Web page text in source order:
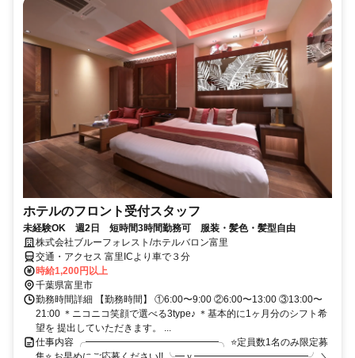
ホテルのフロント受付スタッフ
未経験OK 週2日 短時間3時間勤務可 服装・髪色・髪型自由
株式会社ブルーフォレスト/ホテルバロン富里
交通・アクセス 富里ICより車で３分
時給1,200円以上
千葉県富里市
勤務時間詳細 【勤務時間】 ①6:00〜9:00 ②6:00〜13:00 ③13:00〜
21:00 ＊ニコニコ笑顔で選べる3type♪ ＊基本的に1ヶ月分のシフト希
望を 提出していただきます。 ...
仕事内容 ╭━━━━━━━━━━━━━━╮ ⭐定員数1名のみ限定募